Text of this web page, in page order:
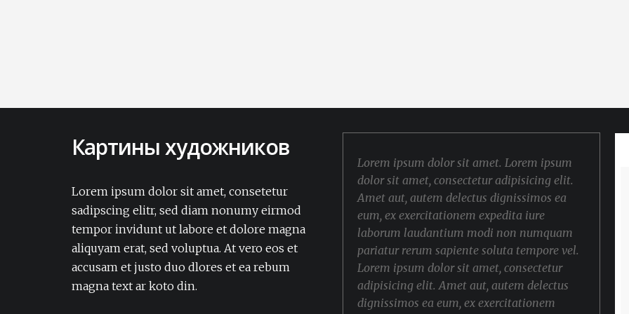
Картины художников
Lorem ipsum dolor sit amet, consetetur
sadipscing elitr, sed diam nonumy eirmod
tempor invidunt ut labore et dolore magna
aliquyam erat, sed voluptua. At vero eos et
accusam et justo duo dlores et ea rebum
magna text ar koto din.
Lorem ipsum dolor sit amet, consectetur
dignissimos ea eum, ex exercitationem
expedita iure laborum laudantium modi
non numquam pariatur rerum sapiente
soluta tempore vel.Lorem ipsum dolor sit
amet, consectetur adipisicing elit. Amet aut,
autem delectus dignissimos ea eum, ex
Lorem ipsum dolor sit amet. Lorem ipsum
dolor sit amet, consectetur adipisicing elit.
Amet aut, autem delectus dignissimos ea
eum, ex exercitationem expedita iure
laborum laudantium modi non numquam
pariatur rerum sapiente soluta tempore vel.
Lorem ipsum dolor sit amet, consectetur
adipisicing elit. Amet aut, autem delectus
dignissimos ea eum, ex exercitationem